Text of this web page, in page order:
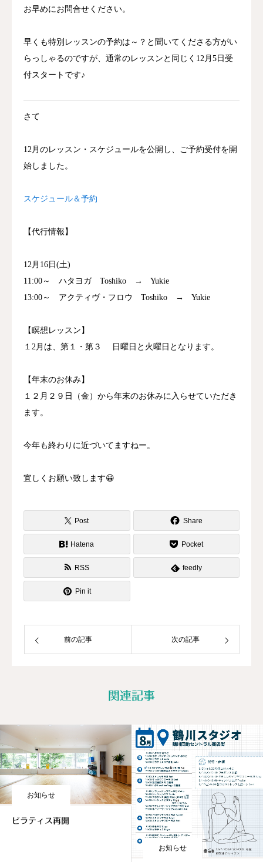
お早めにお問合せください。
早くも特別レッスンの予約は～？と聞いてくださる方がい
らっしゃるのですが、通常のレッスンと同じく12月5日受
付スタートです♪
さて
12月のレッスン・スケジュールを公開し、ご予約受付を開
始しました。
スケジュール＆予約
【代行情報】
12月16日(土)
11:00～ ハタヨガ Toshiko → Yukie
13:00～ アクティヴ・フロウ Toshiko → Yukie
【瞑想レッスン】
１2月は、第１・第３ 日曜日と火曜日となります。
【年末のお休み】
１２月２９日（金）から年末のお休みに入らせていただき
ます。
今年も終わりに近づいてますねー。
宜しくお願い致します😀
Post Share
Hatena Pocket
RSS feedly
Pin it
前の記事 次の記事
関連記事
お知らせ
ピラティス再開
お知らせ